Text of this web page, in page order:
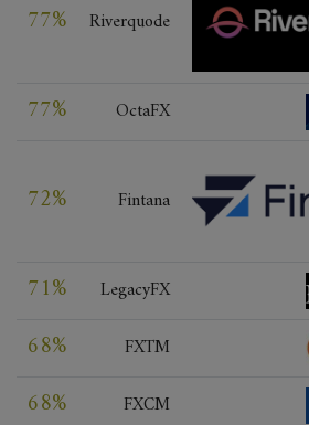
77% Riverquode
77% OctaFX
72% Fintana
71% LegacyFX
68% FXTM
68% FXCM